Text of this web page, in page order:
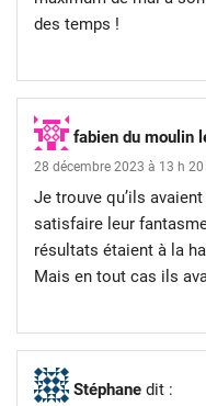
des temps !
fabien du moulin
28 décembre 2023 à 13 h
Je trouve qu’ils
satisfaire leur
résultats étaient à la
Mais en tout cas ils
Stéphane dit :